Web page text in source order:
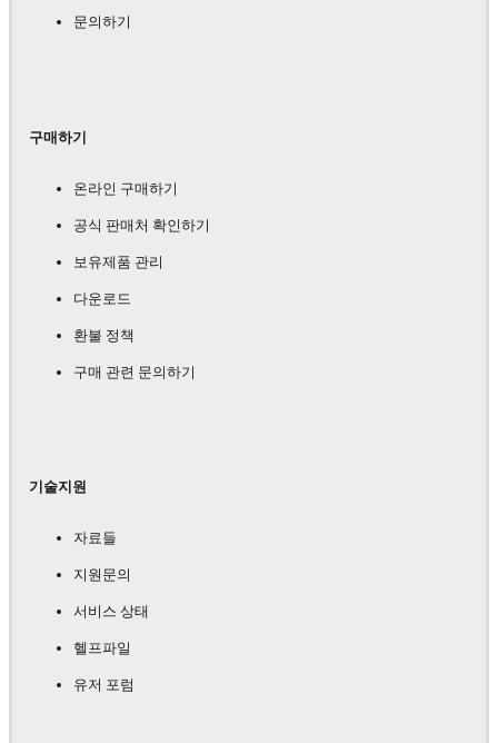
문의하기
구매하기
온라인 구매하기
공식 판매처 확인하기
보유제품 관리
다운로드
환불 정책
구매 관련 문의하기
기술지원
자료들
지원문의
서비스 상태
헬프파일
유저 포럼